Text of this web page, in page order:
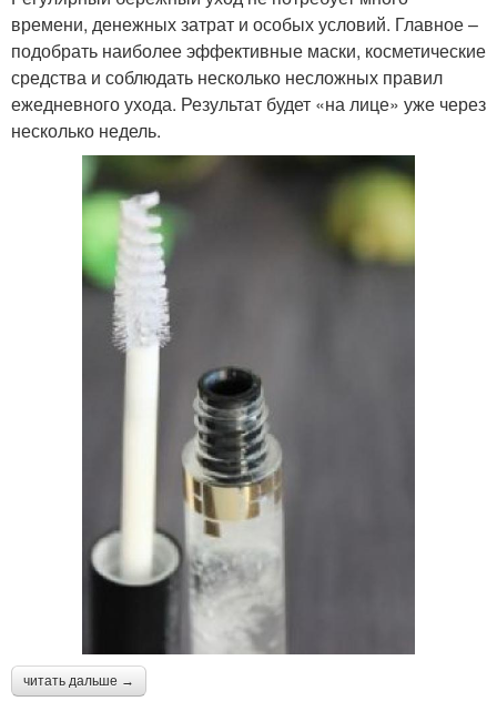
времени, денежных затрат и особых условий. Главное –
подобрать наиболее эффективные маски, косметические
средства и соблюдать несколько несложных правил
ежедневного ухода. Результат будет «на лице» уже через
несколько недель.
читать дальше →